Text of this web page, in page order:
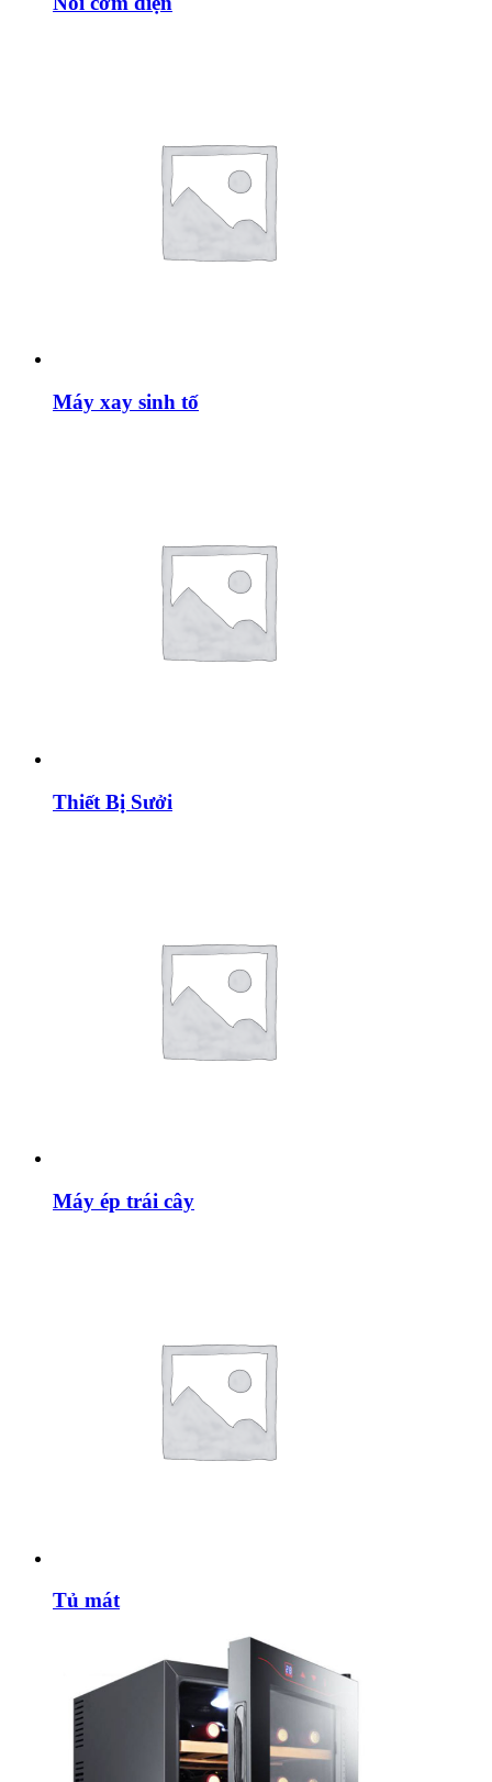
Máy xay sinh tố
Thiết Bị Sưởi
Máy ép trái cây
Tủ mát